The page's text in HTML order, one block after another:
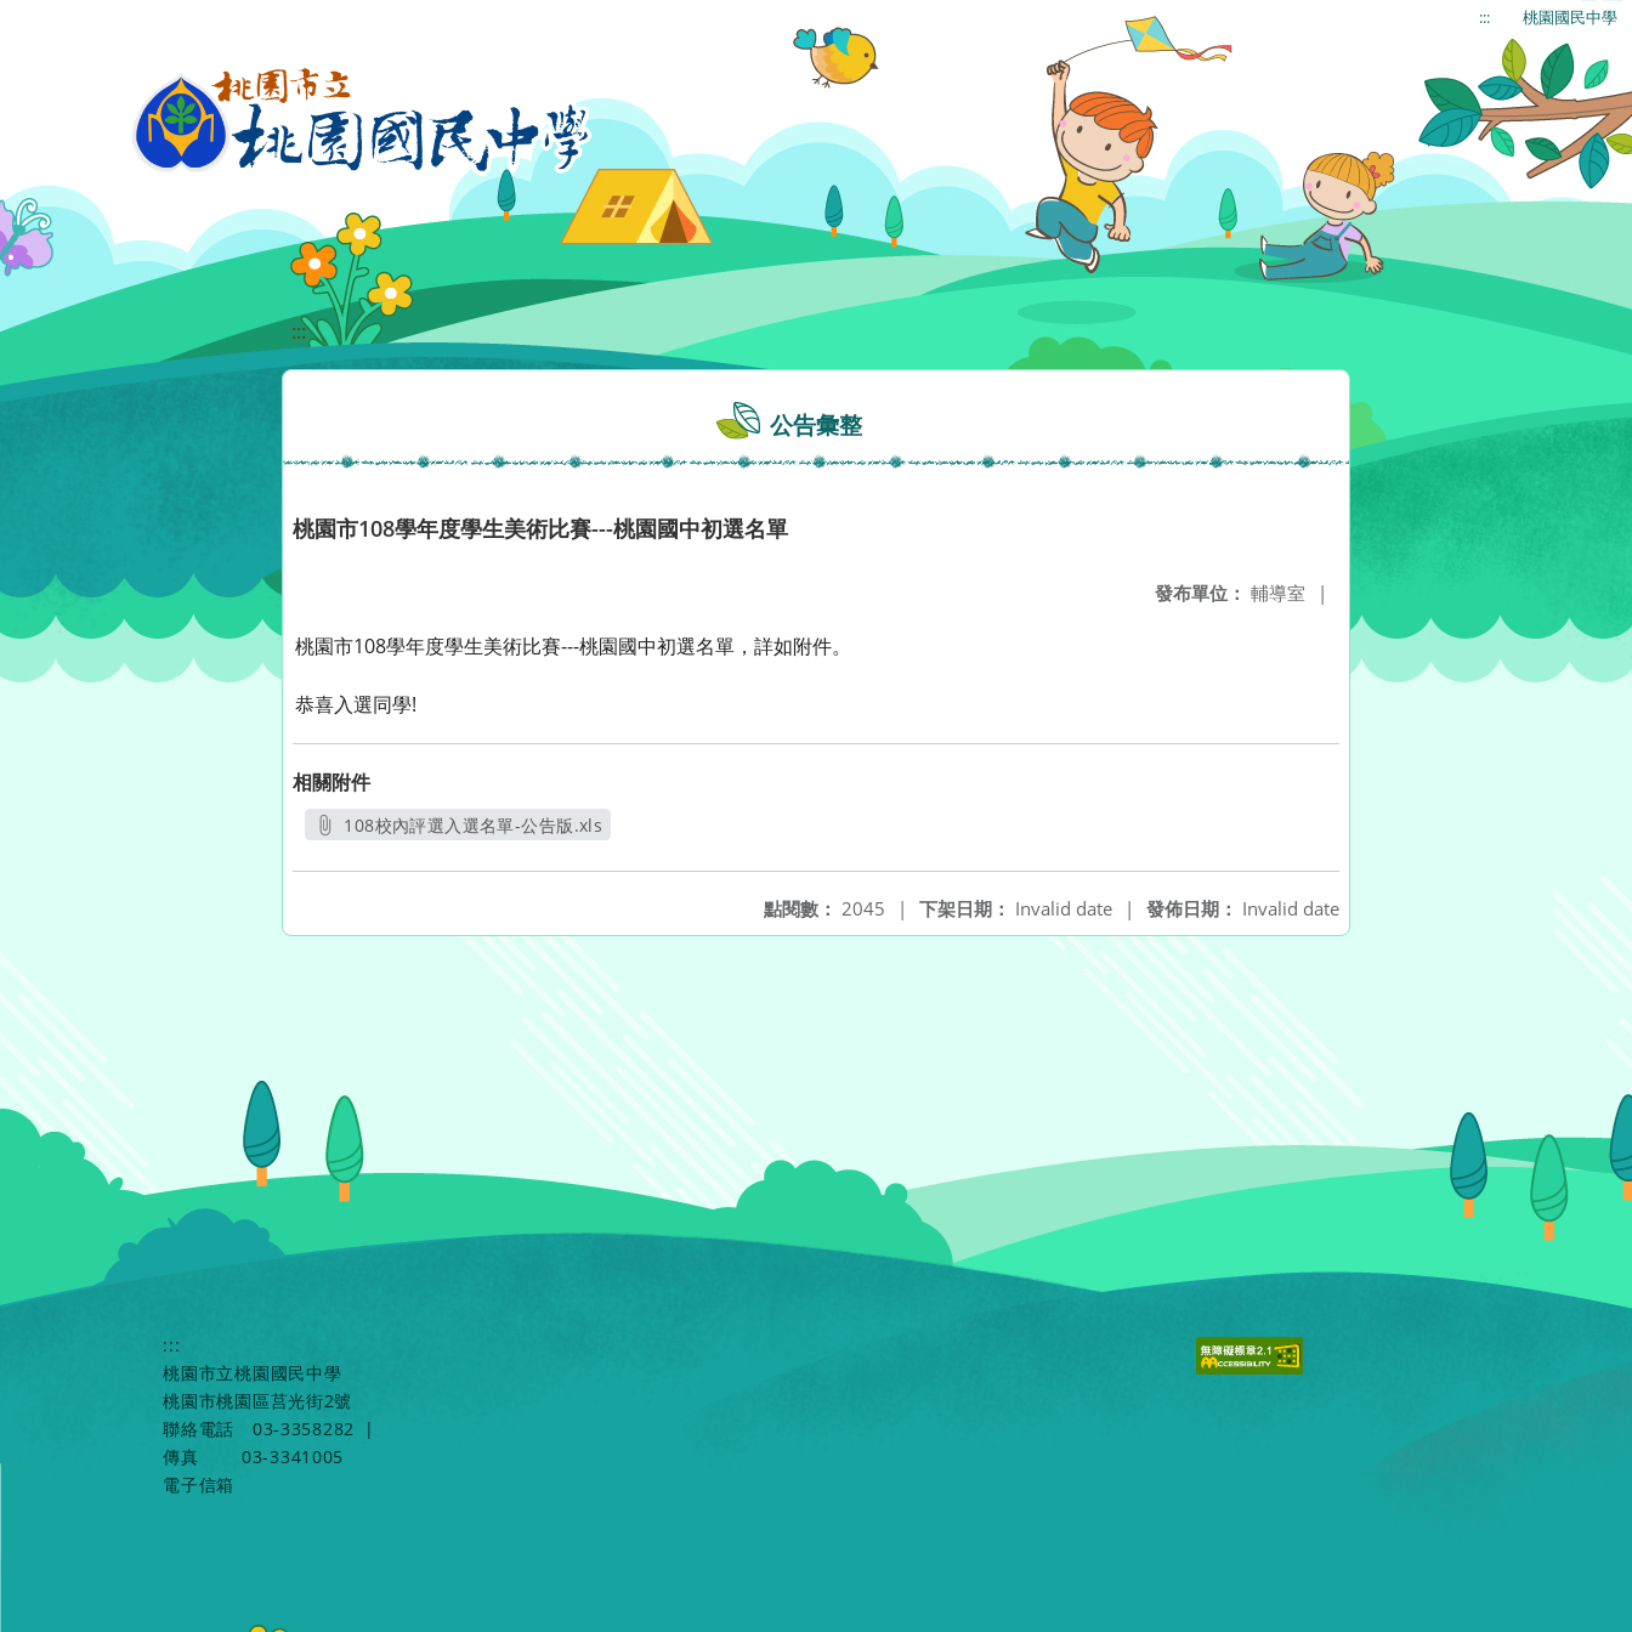
::: 桃園國民中學
:::
公告彙整
桃園市108學年度學生美術比賽---桃園國中初選名單
發布單位： 輔導室 |
桃園市108學年度學生美術比賽---桃園國中初選名單，詳如附件。
恭喜入選同學!
相關附件
108校內評選入選名單-公告版.xls
發佈日期： Invalid date
下架日期： Invalid date |
點閱數： 2045 |
:::
桃園市立桃園國民中學
桃園市桃園區莒光街2號
聯絡電話
03-3358282
|
傳真
03-3341005
電子信箱